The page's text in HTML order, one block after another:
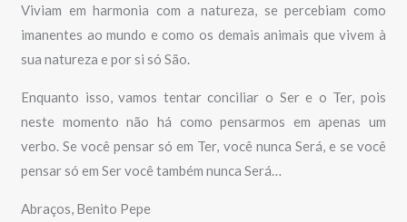
Viviam em harmonia com a natureza, se percebiam como
imanentes ao mundo e como os demais animais que vivem à
sua natureza e por si só São.
Enquanto isso, vamos tentar conciliar o Ser e o Ter, pois
neste momento não há como pensarmos em apenas um
verbo. Se você pensar só em Ter, você nunca Será, e se você
pensar só em Ser você também nunca Será…
Abraços, Benito Pepe